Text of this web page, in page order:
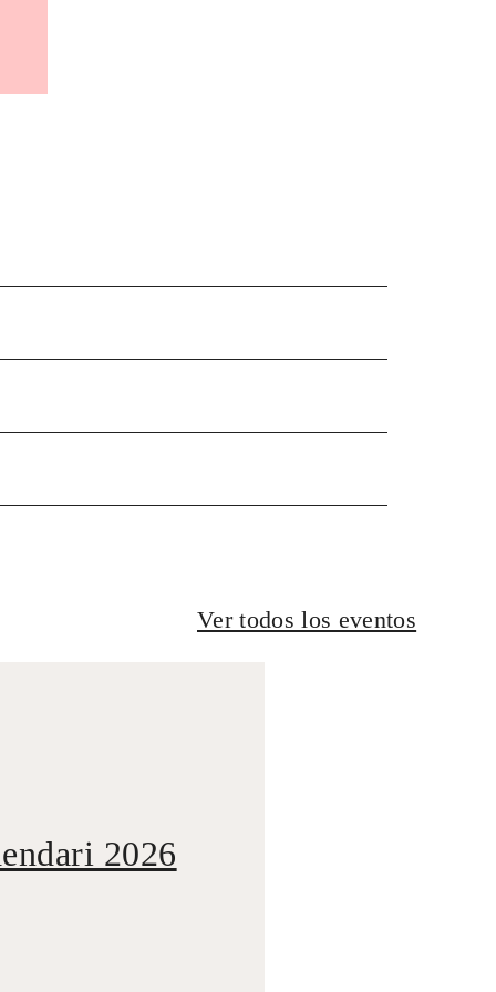
Ver todos los eventos
2026